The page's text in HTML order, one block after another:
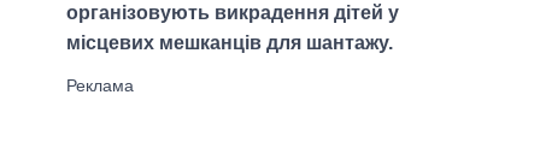
організовують викрадення дітей у
місцевих мешканців для шантажу.